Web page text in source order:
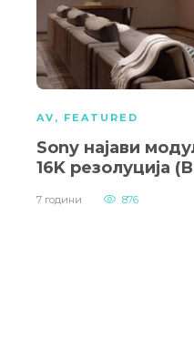
AV , FEATURED
Sony најави
16K резолуција
7 години 876